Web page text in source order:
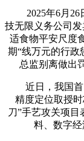
2025年6月26
技无限义务公司
适食物平安尺度
期“线万元的行政
总监别离做出
近日，我国首
精度定位取授
刀”手艺攻关项
料、数字经